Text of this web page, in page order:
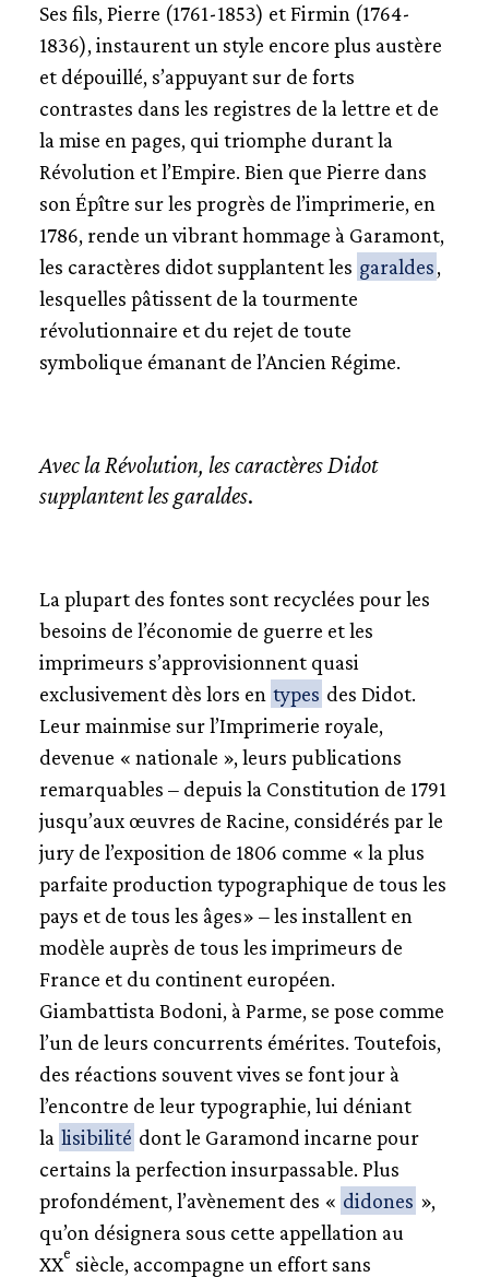
Ses fils, Pierre (1761-1853) et Firmin (1764-
1836), instaurent un style encore plus austère
et dépouillé, s’appuyant sur de forts
contrastes dans les registres de la lettre et de
la mise en pages, qui triomphe durant la
Révolution et l’Empire. Bien que Pierre dans
son Épître sur les progrès de l’imprimerie, en
1786, rende un vibrant hommage à Garamont,
les caractères didot supplantent les garaldes,
lesquelles pâtissent de la tourmente
révolutionnaire et du rejet de toute
symbolique émanant de l’Ancien Régime.
Avec la Révolution, les caractères Didot
supplantent les garaldes.
La plupart des fontes sont recyclées pour les
besoins de l’économie de guerre et les
imprimeurs s’approvisionnent quasi
exclusivement dès lors en types des Didot.
Leur mainmise sur l’Imprimerie royale,
devenue « nationale », leurs publications
remarquables – depuis la Constitution de 1791
jusqu’aux œuvres de Racine, considérés par le
jury de l’exposition de 1806 comme « la plus
parfaite production typographique de tous les
pays et de tous les âges» – les installent en
modèle auprès de tous les imprimeurs de
France et du continent européen.
Giambattista Bodoni, à Parme, se pose comme
l’un de leurs concurrents émérites. Toutefois,
des réactions souvent vives se font jour à
l’encontre de leur typographie, lui déniant
la lisibilité dont le Garamond incarne pour
certains la perfection insurpassable. Plus
profondément, l’avènement des « didones »,
qu’on désignera sous cette appellation au
XXe siècle, accompagne un effort sans